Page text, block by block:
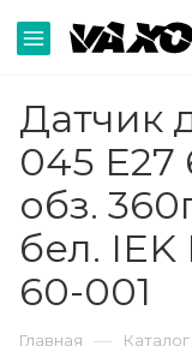
Датчик
045 E27
обз.
бел.
60-001
Главная — Каталог